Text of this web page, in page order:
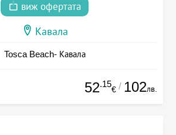
виж офертата
Кавала
Tosca Beach- Кавала
52.15
€ / 102лв.